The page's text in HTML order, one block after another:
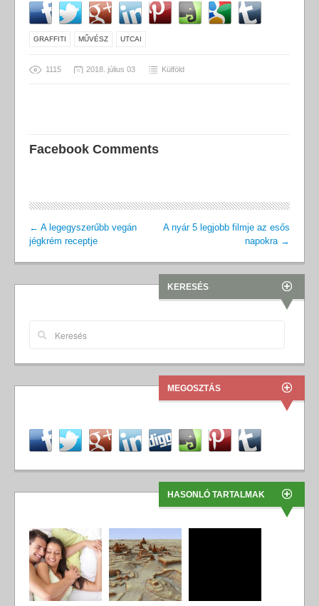
GRAFFITI MŰVÉSZ UTCAI
1115 2018. július 03 Külföld
Facebook Comments
← A legegyszerűbb vegán
jégkrém receptje
A nyár 5 legjobb filmje az esős
napokra →
KERESÉS
MEGOSZTÁS
HASONLÓ TARTALMAK